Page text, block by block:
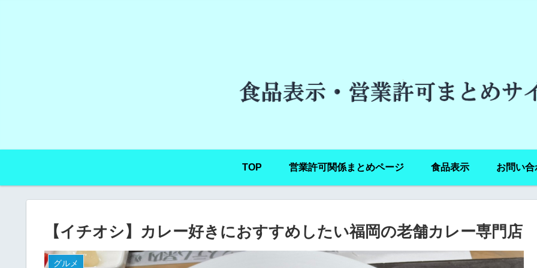
TOP 営業許可関係まとめページ 食品表示 お問い合
【イチオシ】カレー好きにおすすめしたい福岡の老舗カレー専門店
グルメ